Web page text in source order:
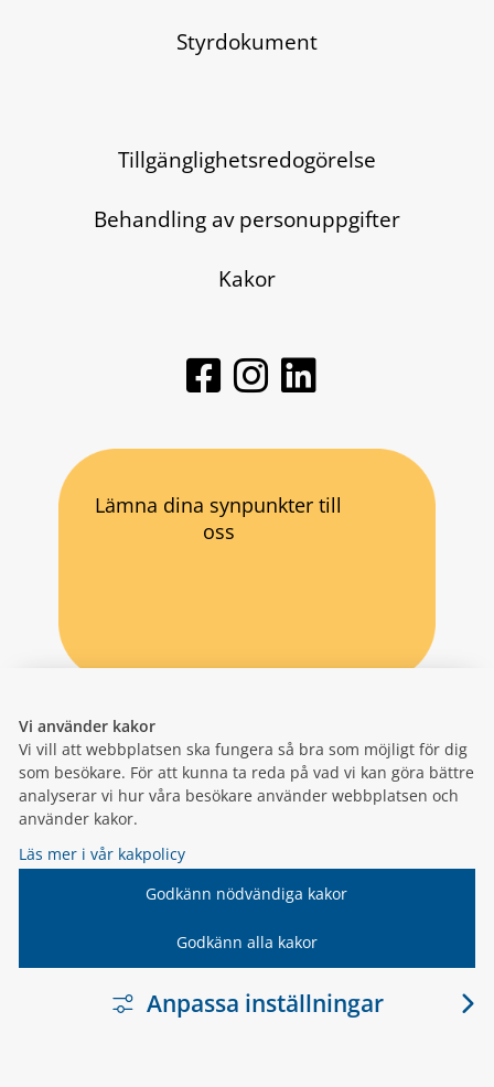
Vi använder kakor
Vi vill att webbplatsen ska fungera så bra som möjligt för dig
som besökare. För att kunna ta reda på vad vi kan göra bättre
analyserar vi hur våra besökare använder webbplatsen och
använder kakor.
Läs mer i vår kakpolicy
Godkänn nödvändiga kakor
Godkänn alla kakor
Anpassa inställningar
Styrdokument
Tillgänglighetsredogörelse
Behandling av personuppgifter
Kakor
Lämna dina synpunkter till
oss